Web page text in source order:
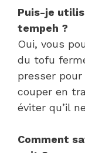
Puis-je
tempeh ?
Oui, vous
du tofu
presser pour
couper en
éviter qu’il
Comment